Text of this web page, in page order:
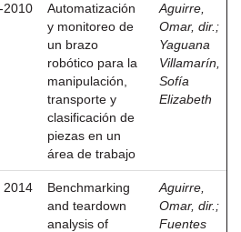
2010
Automatización
y monitoreo de
un brazo
robótico para la
manipulación,
transporte y
clasificación de
piezas en un
área de trabajo
Aguirre,
Omar, dir. ;
Yaguana
Villamarín,
Sofía
Elizabeth
2014
Benchmarking
and teardown
analysis of
Aguirre,
Omar, dir. ;
Fuentes